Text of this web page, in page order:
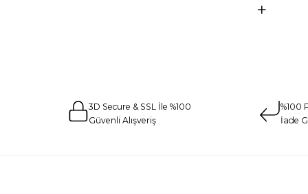
3D Secure & SSL İle %100
Güvenli Alışveriş
%100
İade